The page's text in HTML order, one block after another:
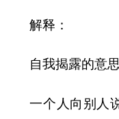
解释：
自我揭露的意思
一个人向别人